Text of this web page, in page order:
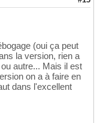
(oui ça peut
la version, rien a
autre... Mais il est
on a à faire en
dans l'excellent